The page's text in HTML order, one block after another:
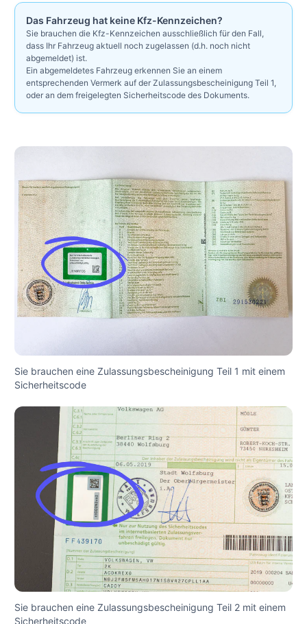
Das Fahrzeug hat keine Kfz-Kennzeichen?
Sie brauchen die Kfz-Kennzeichen ausschließlich für den Fall,
dass Ihr Fahrzeug aktuell noch zugelassen (d.h. noch nicht
abgemeldet) ist.
Ein abgemeldetes Fahrzeug erkennen Sie an einem
entsprechenden Vermerk auf der Zulassungsbescheinigung Teil 1,
oder an dem freigelegten Sicherheitscode des Dokuments.
Sie brauchen eine Zulassungsbescheinigung Teil 1 mit einem
Sicherheitscode
Sie brauchen eine Zulassungsbescheinigung Teil 2 mit einem
Sicherheitscode